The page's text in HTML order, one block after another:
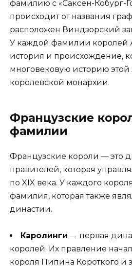
фамилию с «Саксен-Кобург-
происходит от названия
расположен Виндзорский
У каждой фамилии королей
история и происхождение,
многовековую историю этой
королевской монархии.
Французские
фамилии
Французские короли — это
правителей, которая
по XIX века. У каждого
фамилия, которая также
династии.
Каролинги — первая
королей. Их правление
короля Пипина Короткого и